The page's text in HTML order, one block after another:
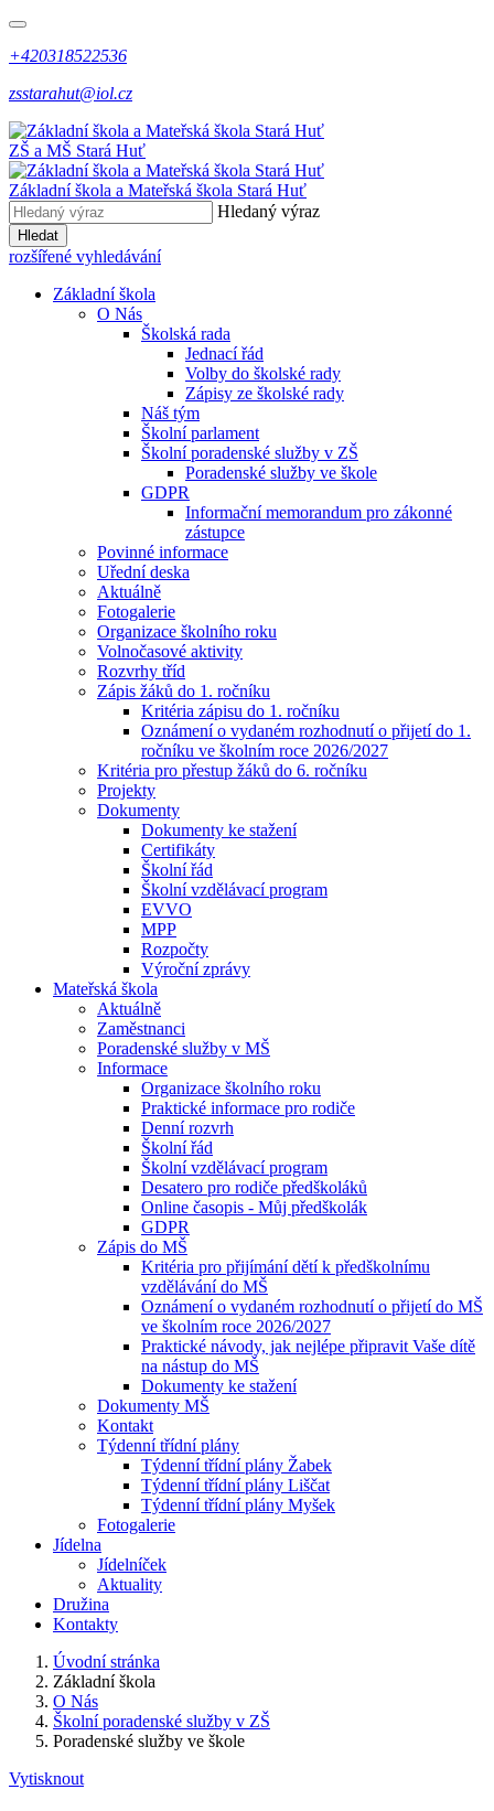
+420318522536
zsstarahut@iol.cz
ZŠ a MŠ Stará Huť
Základní škola a Mateřská škola Stará Huť
Hledaný výraz
Hledat
rozšířené vyhledávání
Základní škola
O Nás
Školská rada
Jednací řád
Volby do školské rady
Zápisy ze školské rady
Náš tým
Školní parlament
Školní poradenské služby v ZŠ
Poradenské služby ve škole
GDPR
Informační memorandum pro zákonné
zástupce
Povinné informace
Uřední deska
Aktuálně
Fotogalerie
Organizace školního roku
Volnočasové aktivity
Rozvrhy tříd
Zápis žáků do 1. ročníku
Kritéria zápisu do 1. ročníku
Oznámení o vydaném rozhodnutí o přijetí do 1.
ročníku ve školním roce 2026/2027
Kritéria pro přestup žáků do 6. ročníku
Projekty
Dokumenty
Dokumenty ke stažení
Certifikáty
Školní řád
Školní vzdělávací program
EVVO
MPP
Rozpočty
Výroční zprávy
Mateřská škola
Aktuálně
Zaměstnanci
Poradenské služby v MŠ
Informace
Organizace školního roku
Praktické informace pro rodiče
Denní rozvrh
Školní řád
Školní vzdělávací program
Desatero pro rodiče předškoláků
Online časopis - Můj předškolák
GDPR
Zápis do MŠ
Kritéria pro přijímání dětí k předškolnímu
vzdělávání do MŠ
Oznámení o vydaném rozhodnutí o přijetí do MŠ
ve školním roce 2026/2027
Praktické návody, jak nejlépe připravit Vaše dítě
na nástup do MŠ
Dokumenty ke stažení
Dokumenty MŠ
Kontakt
Týdenní třídní plány
Týdenní třídní plány Žabek
Týdenní třídní plány Liščat
Týdenní třídní plány Myšek
Fotogalerie
Jídelna
Jídelníček
Aktuality
Družina
Kontakty
Úvodní stránka
Základní škola
O Nás
Školní poradenské služby v ZŠ
Poradenské služby ve škole
Vytisknout